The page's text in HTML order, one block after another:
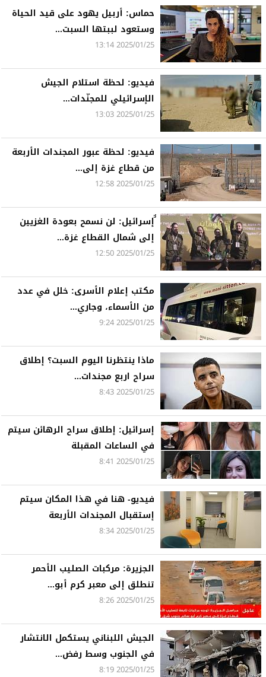
حماس: أربيل يهود على قيد الحياة
وستعود لببتها السبت...
2025/01/25 13:14
فيديو: لحظة استلام الجيش
الإسرائيلي للمجنّدات...
2025/01/25 13:03
فيديو: لحظة عبور المجندات الأربعة
من قطاع غزة إلى...
2025/01/25 12:58
ٌٌإسرائيل: لن نسمح بعودة الغزيين
إلى شمال القطاع غزة...
2025/01/25 12:50
مكتب إعلام الأسرى: خلل في عدد
من الأسماء، وجاري...
2025/01/25 9:24
ماذا ينتظرنا اليوم السبت؟ إطلاق
سراح اربع مجندات...
2025/01/25 8:43
إسرائيل: إطلاق سراح الرهائن سيتم
في الساعات المقبلة
2025/01/25 8:41
فيديو- هنا في هذا المكان سيتم
إستقبال المجندات الأربعة
2025/01/25 8:34
الجزيرة: مركبات الصليب الأحمر
تنطلق إلى معبر كرم أبو...
2025/01/25 8:26
الجيش اللبناني يستكمل الانتشار
في الجنوب وسط رفض...
2025/01/25 8:19